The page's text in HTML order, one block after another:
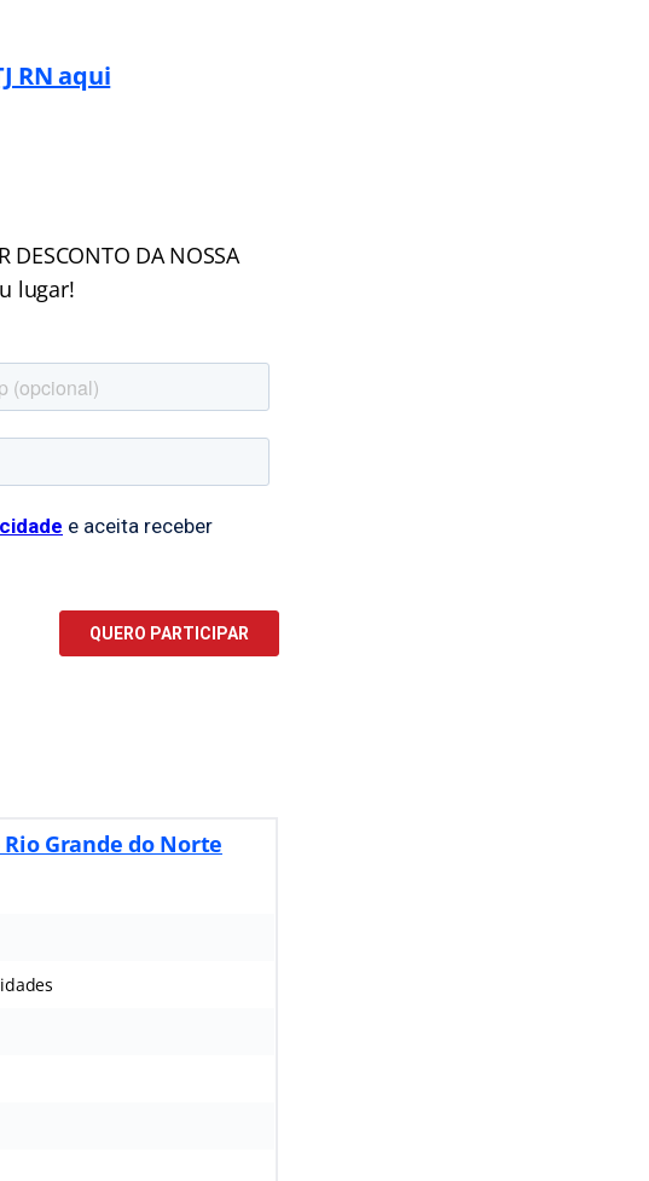
RN aqui
DA NOSSA
lugar!
Grande do Norte